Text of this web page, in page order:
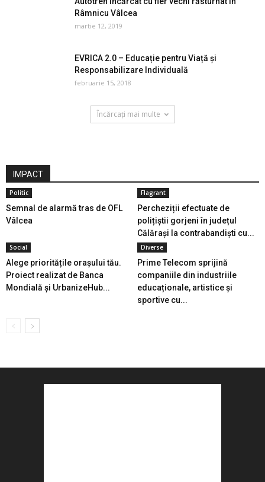
Râmnicu Vâlcea
martie 12, 2019
EVRICA 2.0 – Educație pentru Viață și
Responsabilizare Individuală
februarie 15, 2018
Încărcați mai multe
IMPACT
Politic
Semnal de alarmă tras de OFL
Vâlcea
Flagrant
Percheziții efectuate de
polițiștii gorjeni în județul
Călărași la contrabandiști cu...
Social
Alege prioritățile orașului tău.
Proiect realizat de Banca
Mondială și UrbanizeHub...
Diverse
Prime Telecom sprijină
companiile din industriile
educaționale, artistice și
sportive cu...